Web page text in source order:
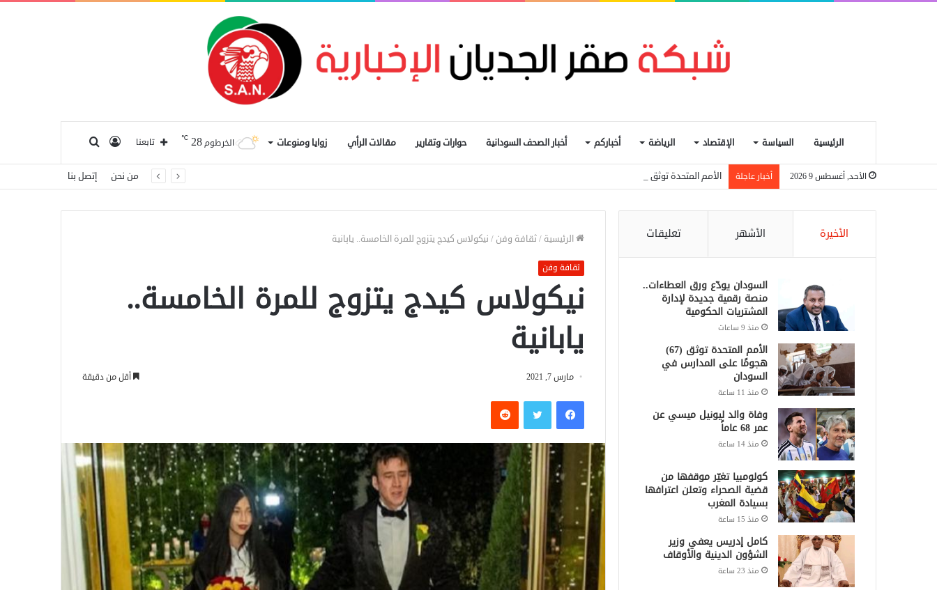
الرئيسية السياسة الإقتصاد الرياضة أخباركم أخبار الصحف السودانية حوارات وتقارير مقالات الرأي زوايا ومنوعات بحث
عن
تسجيل
الدخول
تابعنا الخرطوم28
℃
الأحد, أغسطس 9 2026 أخبار عاجلة الأمم المتحدة توثق (67) هجومًا على المدارس في السودان من نحن إتصل بنا
الرئيسية /ثقافة وفن / نيكولاس كيدج يتزوج للمرة الخامسة.. يابانية
ثقافة وفن
نيكولاس كيدج يتزوج للمرة الخامسة..
يابانية
مارس 7, 2021 أقل من دقيقة
فيسبوكتويتر
الأخيرة الأشهر تعليقات
السودان يودّع ورق العطاءات..
منصة رقمية جديدة لإدارة
المشتريات الحكومية
منذ 9 ساعات
الأمم المتحدة توثق (67)
هجومًا على المدارس في
السودان
منذ 11 ساعة
وفاة والد ليونيل ميسي عن
عمر 68 عاماً
منذ 14 ساعة
كولومبيا تغيّر موقفها من
قضية الصحراء وتعلن اعترافها
بسيادة المغرب
منذ 15 ساعة
كامل إدريس يعفي وزير
الشؤون الدينية والأوقاف
منذ 23 ساعة